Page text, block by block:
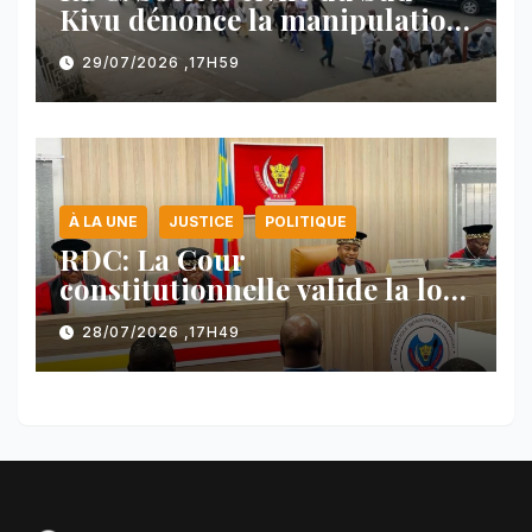
Kivu dénonce la manipulation
des manifestations par
l’AFC/M23
29/07/2026 ,17H59
À LA UNE JUSTICE POLITIQUE
RDC: La Cour
constitutionnelle valide la loi
référendaire sous réserves de
plusieurs dispositions
28/07/2026 ,17H49